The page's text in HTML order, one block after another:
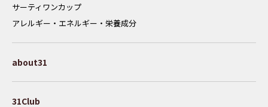
サーティワンカップ
アレルギー・エネルギー・栄養成分
about31
31Club